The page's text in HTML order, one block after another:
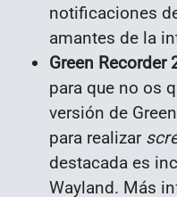
notificaciones
amantes de la
Green Recorder
para que no os
versión de
para realizar
destacada es
Wayland. Más